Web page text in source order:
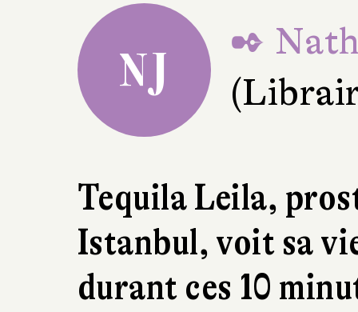
NJ
✒
Tequila Leila,
Istanbul, voit sa
durant ces 10